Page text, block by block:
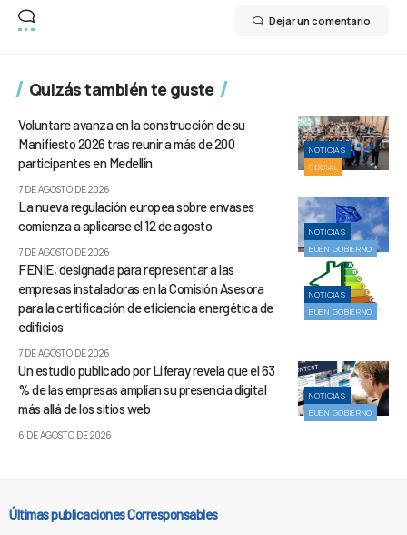
Dejar un comentario
Quizás también te guste
NOTICIAS
SOCIAL
Voluntare avanza en la construcción de su
Manifiesto 2026 tras reunir a más de 200
participantes en Medellín
7 DE AGOSTO DE 2026
NOTICIAS
BUEN GOBIERNO
La nueva regulación europea sobre envases
comienza a aplicarse el 12 de agosto
7 DE AGOSTO DE 2026
NOTICIAS
BUEN GOBIERNO
FENIE, designada para representar a las
empresas instaladoras en la Comisión Asesora
para la certificación de eficiencia energética de
edificios
7 DE AGOSTO DE 2026
NOTICIAS
BUEN GOBIERNO
Un estudio publicado por Liferay revela que el 63
% de las empresas amplían su presencia digital
más allá de los sitios web
6 DE AGOSTO DE 2026
Últimas publicaciones Corresponsables